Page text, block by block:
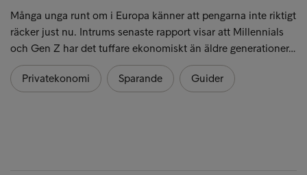
Många unga runt om i Europa känner att pengarna inte riktigt
räcker just nu. Intrums senaste rapport visar att Millennials
och Gen Z har det tuffare ekonomiskt än äldre generationer…
Privatekonomi Sparande Guider